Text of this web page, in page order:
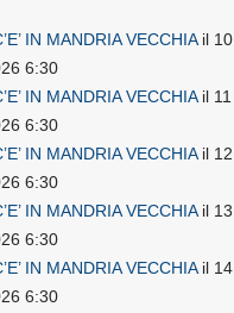
IN MANDRIA VECCHIAil 10
6:30
IN MANDRIA VECCHIAil 11
6:30
IN MANDRIA VECCHIAil 12
6:30
IN MANDRIA VECCHIAil 13
6:30
IN MANDRIA VECCHIAil 14
6:30